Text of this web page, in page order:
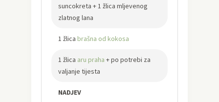
suncokreta + 1 žlica mljevenog
zlatnog lana
1 žlica brašna od kokosa
1 žlica aru praha + po potrebi za
valjanje tijesta
NADJEV